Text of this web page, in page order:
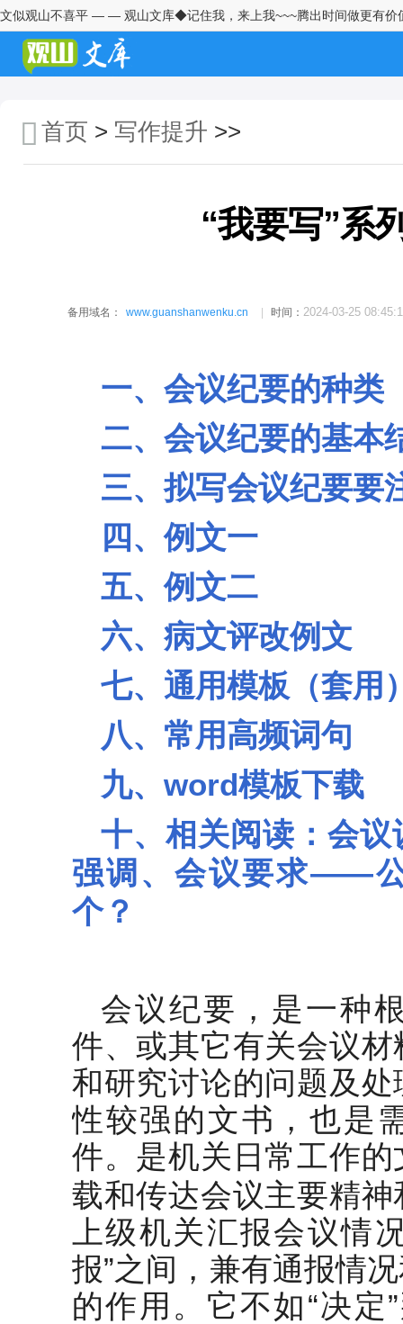
文似观山不喜平 — — 观山文库◆记住我，来上我~~~腾出时间做更有价
首页 > 写作提升 >>
“我要写”系
备用域名： www.guanshanwenku.cn 时间： 2024-03-25
一、会议纪要的种类
二、会议纪要的基本
三、拟写会议纪要要
四、例文一
五、例文二
六、病文评改例文
七、通用模板（套用
八、常用高频词句
九、word模板下载
十、相关阅读：会
强调、会议要求——
个？
会议纪要，是一种
件、或其它有关会议
和研究讨论的问题及
性较强的文书，也是
件。是机关日常工作
载和传达会议主要精
上级机关汇报会议情
报”之间，兼有通报情
的作用。它不如“决定
会议认为、会议指出、会议强
调、会议要求——公文写作中到
底该用哪个？
税务系统信息写作培训讲稿
10种政务信息稿写法一网打尽